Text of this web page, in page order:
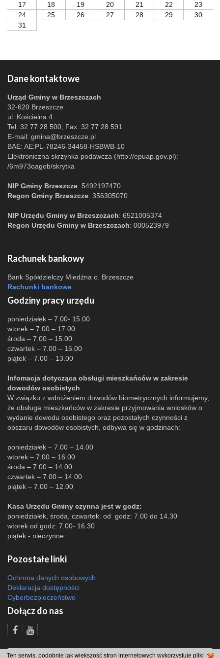
17
18 19 20 21 22
23
24
25 26 27 28 29
30
31
Dane kontaktowe
Urząd Gminy w Brzeszczach
32-620 Brzeszcze
ul. Kościelna 4
Tel. 32 77 28 500, Fax. 32 77 28 591
E-mail: gmina@brzeszcze.pl
BAE: AE:PL-78246-34458-HSBWB-10
Elektroniczna skrzynka podawcza (http://epuap.gov.pl):
/6m973oagob/skrytka
NIP Gminy Brzeszcze: 5492197470
Regon Gminy Brzeszcze: 356305070
NIP Urzędu Gminy w Brzeszczach: 6521005374
Regon Urzędu Gminy w Brzeszczach: 000523979
Rachunek bankowy
Bank Spółdzielczy Miedźna o. Brzeszcze
Rachunki bankowe
Godziny pracy urzędu
poniedziałek – 7.00- 15.00
wtorek – 7.00 – 17.00
środa – 7.00 – 15.00
czwartek – 7.00 – 15.00
piątek – 7.00 – 13.00
Infomacja dotycząca obsługi mieszkańców w zakresie
dowodów osobistych
W związku z wdrożeniem dowodów biometrycznych informujemy,
że obsługa mieszkańców w zakresie przyjmowania wniosków o
wydanie dowodu osobistego oraz pozostałych czynności z
obszaru dowodów osobistych, odbywa się w godzinach:
poniedziałek – 7.00 – 14.00
wtorek – 7.00 – 16.00
środa – 7.00 – 14.00
czwartek – 7.00 – 14.00
piątek – 7.00 – 12.00
Kasa Urzędu Gminy czynna jest w godz:
poniedziałek, środa, czwartek: od godz: 7.00 do 14.30
wtorek od godz: 7.00- 16.30
piątek - nieczynne
Pozostałe linki
Ochrona danych osobowych
Deklaracja dostępności
Cyberbezpieczeństwo
Dołącz do nas
Odsłon: 1396 | |Polityka bezpieczeństwa i polityka cookies|Redakcja|2007
Ten serwis, podobnie jak większość stron internetowych wykorzystuje pliki